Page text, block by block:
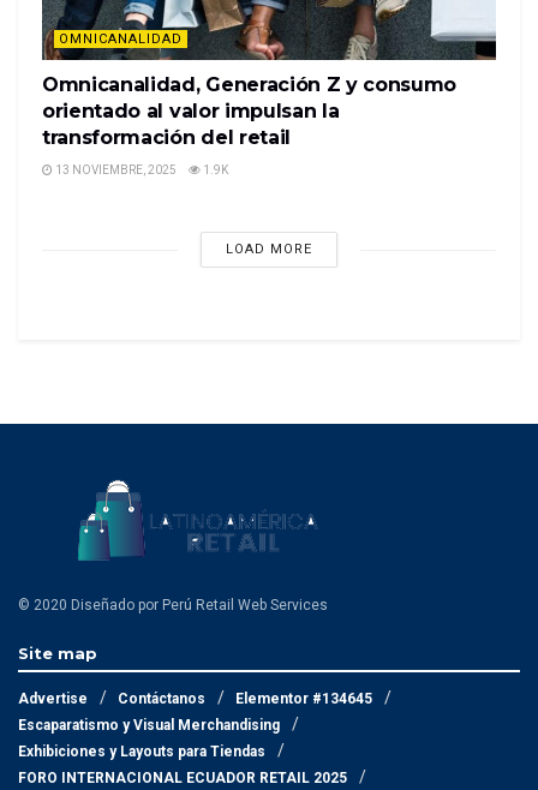
OMNICANALIDAD
Omnicanalidad, Generación Z y consumo
orientado al valor impulsan la
transformación del retail
13 NOVIEMBRE, 2025 1.9K
LOAD MORE
© 2020 Diseñado por Perú Retail Web Services
Site map
Advertise Contáctanos
Elementor #134645
Escaparatismo y Visual Merchandising
Exhibiciones y Layouts para Tiendas
FORO INTERNACIONAL ECUADOR RETAIL 2025